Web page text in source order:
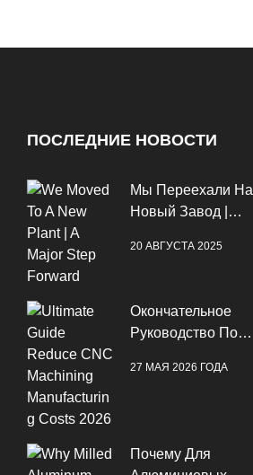
ПОСЛЕДНИЕ НОВОСТИ
Мы Переехали На
Новый Завод |
Вперёд
20 АВГУСТА 2025
Окончательное
Руководство По
На Производство
27 МАЯ 2026 ГОДА
Почему Для